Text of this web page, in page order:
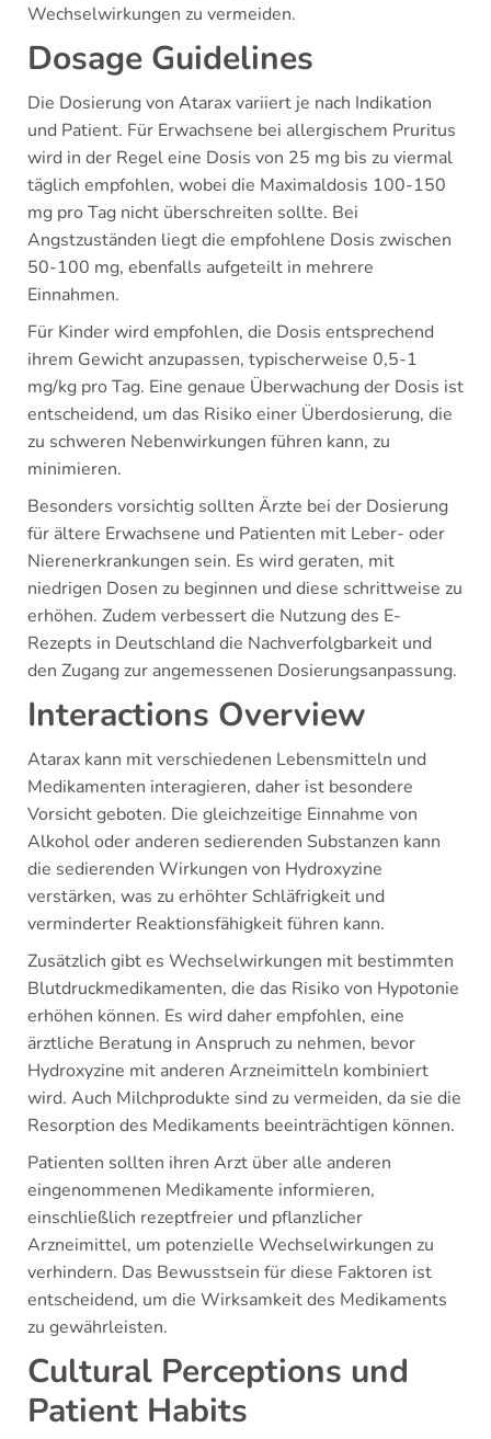
Wechselwirkungen zu vermeiden.
Dosage Guidelines
Die Dosierung von Atarax variiert je nach Indikation
und Patient. Für Erwachsene bei allergischem Pruritus
wird in der Regel eine Dosis von 25 mg bis zu viermal
täglich empfohlen, wobei die Maximaldosis 100-150
mg pro Tag nicht überschreiten sollte. Bei
Angstzuständen liegt die empfohlene Dosis zwischen
50-100 mg, ebenfalls aufgeteilt in mehrere
Einnahmen.
Für Kinder wird empfohlen, die Dosis entsprechend
ihrem Gewicht anzupassen, typischerweise 0,5-1
mg/kg pro Tag. Eine genaue Überwachung der Dosis ist
entscheidend, um das Risiko einer Überdosierung, die
zu schweren Nebenwirkungen führen kann, zu
minimieren.
Besonders vorsichtig sollten Ärzte bei der Dosierung
für ältere Erwachsene und Patienten mit Leber- oder
Nierenerkrankungen sein. Es wird geraten, mit
niedrigen Dosen zu beginnen und diese schrittweise zu
erhöhen. Zudem verbessert die Nutzung des E-
Rezepts in Deutschland die Nachverfolgbarkeit und
den Zugang zur angemessenen Dosierungsanpassung.
Interactions Overview
Atarax kann mit verschiedenen Lebensmitteln und
Medikamenten interagieren, daher ist besondere
Vorsicht geboten. Die gleichzeitige Einnahme von
Alkohol oder anderen sedierenden Substanzen kann
die sedierenden Wirkungen von Hydroxyzine
verstärken, was zu erhöhter Schläfrigkeit und
verminderter Reaktionsfähigkeit führen kann.
Zusätzlich gibt es Wechselwirkungen mit bestimmten
Blutdruckmedikamenten, die das Risiko von Hypotonie
erhöhen können. Es wird daher empfohlen, eine
ärztliche Beratung in Anspruch zu nehmen, bevor
Hydroxyzine mit anderen Arzneimitteln kombiniert
wird. Auch Milchprodukte sind zu vermeiden, da sie die
Resorption des Medikaments beeinträchtigen können.
Patienten sollten ihren Arzt über alle anderen
eingenommenen Medikamente informieren,
einschließlich rezeptfreier und pflanzlicher
Arzneimittel, um potenzielle Wechselwirkungen zu
verhindern. Das Bewusstsein für diese Faktoren ist
entscheidend, um die Wirksamkeit des Medikaments
zu gewährleisten.
Cultural Perceptions und
Patient Habits